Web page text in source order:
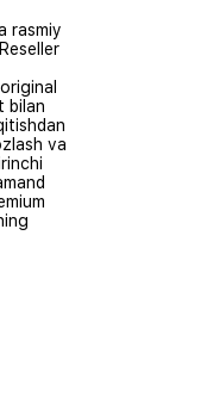
rasmiy
bilan
va